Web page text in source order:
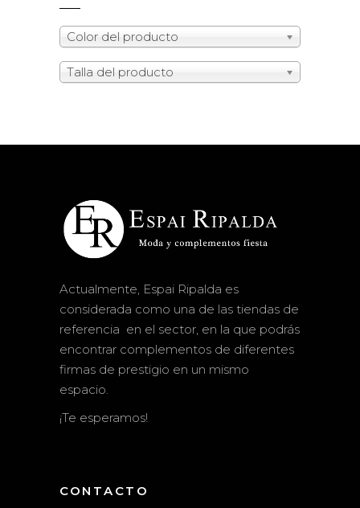
Color del producto
Talla del producto
Actualmente, Espai Ripalda es
considerada como una de las tiendas de
referencia en el sector, en la que podrás
encontrar complementos de diferentes
firmas de prestigio en un mismo
espacio.
¡Te esperamos!
CONTACTO